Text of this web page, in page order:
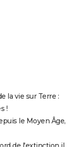
la vie sur Terre :
!
le Moyen Âge,